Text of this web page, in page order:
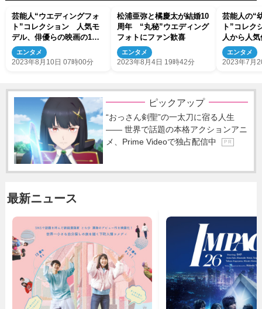
芸能人“ウエディングフォ
ト”コレクション 人気モ
デル、俳優らの映画の1シ
ーンのような写真
エンタメ
2023年8月10日 07時00分
松浦亜弥と橘慶太が結婚10
周年 “丸秘”ウエディング
フォトにファン歓喜
エンタメ
2023年8月4日 19時42分
芸能人の“
ト”コレ
人から人
まで
エンタメ
2023年7月
ピックアップ
“おっさん剣聖”の一太刀に宿る人生
―― 世界で話題の本格アクションアニ
メ、Prime Videoで独占配信中
P R
最新ニュース